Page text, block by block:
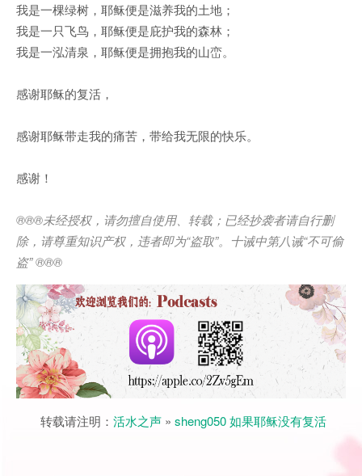
我是一棵绿树，耶稣便是滋养我的土地；
我是一只飞鸟，耶稣便是庇护我的森林；
我是一泓清泉，耶稣便是拥抱我的山峦。
感谢耶稣的复活，
感谢耶稣带走我的痛苦，带给我无限的快乐。
感谢！
®®®未经授权，请勿擅自使用、转载；已经抄袭者请自行删
除，请尊重知识产权，违者即为“盗取”。十诫中第八诫“不可偷
盗” ®®®
转载请注明： 活水之声 » sheng050 如果耶稣没有复活